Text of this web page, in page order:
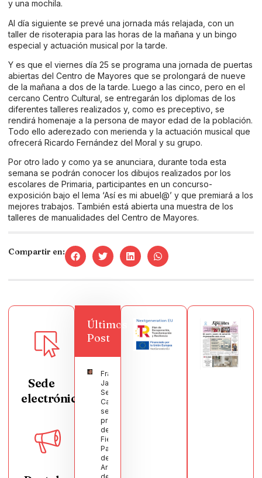
y una mochila.
Al día siguiente se prevé una jornada más relajada, con un
taller de risoterapia para las horas de la mañana y un bingo
especial y actuación musical por la tarde.
Y es que el viernes día 25 se programa una jornada de puertas
abiertas del Centro de Mayores que se prolongará de nueve
de la mañana a dos de la tarde. Luego a las cinco, pero en el
cercano Centro Cultural, se entregarán los diplomas de los
diferentes talleres realizados y, como es preceptivo, se
rendirá homenaje a la persona de mayor edad de la población.
Todo ello aderezado con merienda y la actuación musical que
ofrecerá Ricardo Fernández del Moral y su grupo.
Por otro lado y como ya se anunciara, durante toda esta
semana se podrán conocer los dibujos realizados por los
escolares de Primaria, participantes en un concurso-
exposición bajo el lema ‘Así es mi abuel@’ y que premiará a los
mejores trabajos. También está abierta una muestra de los
talleres de manualidades del Centro de Mayores.
Compartir en:
Sede
electrónica
Últimos
Post
Francisco
Javier
Segura
Castellanos
será el
pregonero
de las
Fiestas
Patronales
de
Argamasilla